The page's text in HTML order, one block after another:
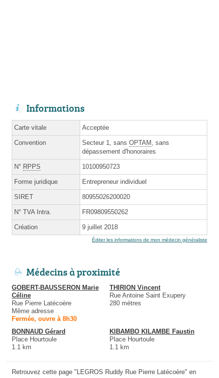
Informations
Carte vitale Acceptée
Convention Secteur 1, sans OPTAM
, sans
dépassement d'honoraires
N° RPPS 10100950723
Forme juridique Entrepreneur individuel
SIRET 80955026200020
N° TVA Intra. FR09809550262
Création 9 juillet 2018
Éditer les informations de mon médecin généraliste
Médecins à proximité
GOBERT-BAUSSERON Marie
Céline
Rue Pierre Latécoère
Même adresse
Fermée, ouvre à 8h30
THIRION Vincent
Rue Antoine Saint Exupery
280 mètres
BONNAUD Gérard
Place Hourtoule
1.1 km
KIBAMBO KILAMBE Faustin
Place Hourtoule
1.1 km
Retrouvez cette page "LEGROS Ruddy Rue Pierre Latécoère" en